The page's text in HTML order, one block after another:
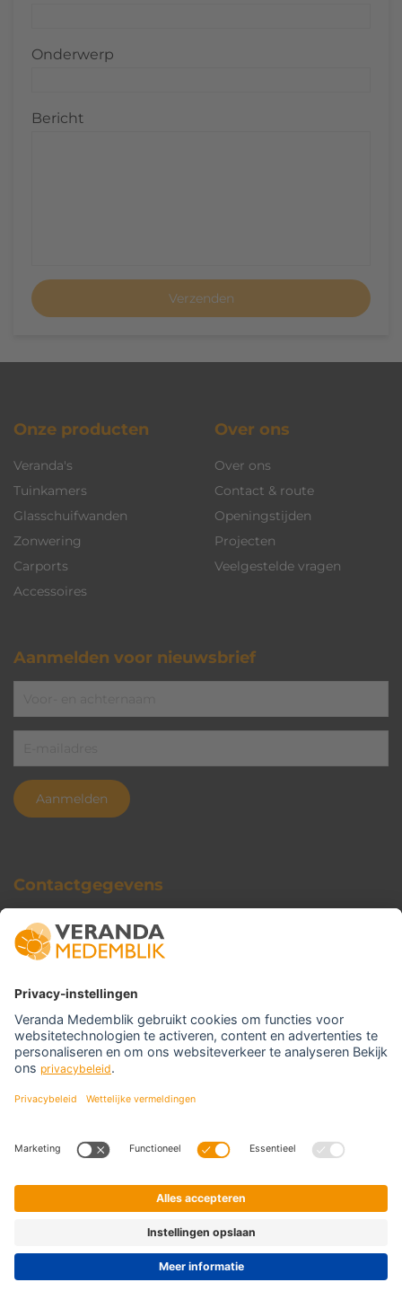
Onderwerp
Bericht
Verzenden
Onze producten
Veranda's
Tuinkamers
Glasschuifwanden
Zonwering
Carports
Accessoires
Over ons
Over ons
Contact & route
Openingstijden
Projecten
Veelgestelde vragen
Aanmelden voor nieuwsbrief
Aanmelden
Contactgegevens
Veranda Medemblik
Nijverheidsweg 6
T: +31 (0)227 54 18 91
E: info@verandamedemblik.nl
Disclaimer
Privacyverklaring